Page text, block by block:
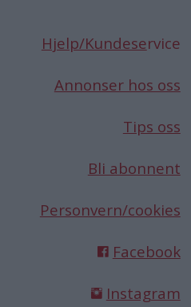
Hjelp/Kundeservice
Annonser hos oss
Tips oss
Bli abonnent
Personvern/cookies
Facebook
Instagram